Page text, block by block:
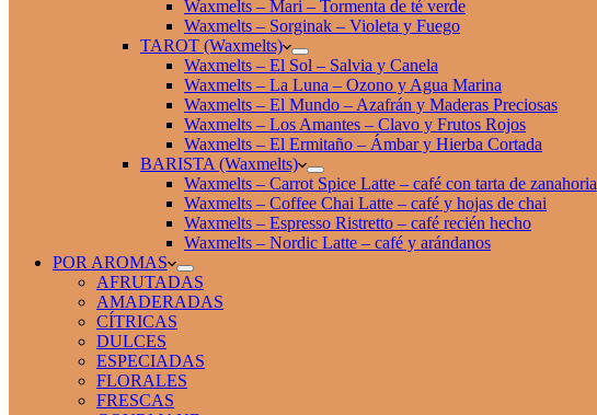
Waxmelts – Mari – Tormenta de té verde
Waxmelts – Sorginak – Violeta y Fuego
TAROT (Waxmelts)
Waxmelts – El Sol – Salvia y Canela
Waxmelts – La Luna – Ozono y Agua Marina
Waxmelts – El Mundo – Azafrán y Maderas Preciosas
Waxmelts – Los Amantes – Clavo y Frutos Rojos
Waxmelts – El Ermitaño – Ámbar y Hierba Cortada
BARISTA (Waxmelts)
Waxmelts – Carrot Spice Latte – café con tarta de zanahoria
Waxmelts – Coffee Chai Latte – café y hojas de chai
Waxmelts – Espresso Ristretto – café recién hecho
Waxmelts – Nordic Latte – café y arándanos
POR AROMAS
AFRUTADAS
AMADERADAS
CÍTRICAS
DULCES
ESPECIADAS
FLORALES
FRESCAS